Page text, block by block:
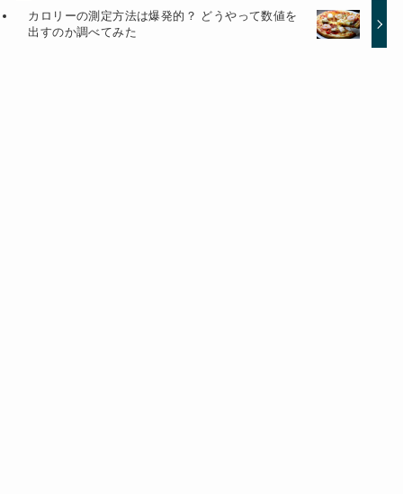
カロリーの測定方法は爆発的？ どうやって数値を
出すのか調べてみた